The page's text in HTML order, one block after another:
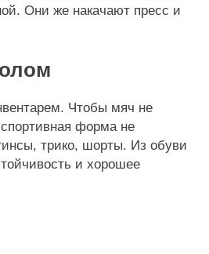
Они же накачают пресс и
Чтобы мяч не
форма не
трико, шорты. Из обуви
и хорошее